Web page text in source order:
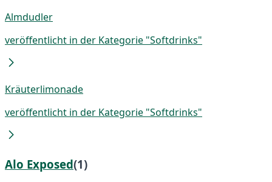
Almdudler
veröffentlicht in der Kategorie "Softdrinks"
Kräuterlimonade
veröffentlicht in der Kategorie "Softdrinks"
Alo Exposed(1)